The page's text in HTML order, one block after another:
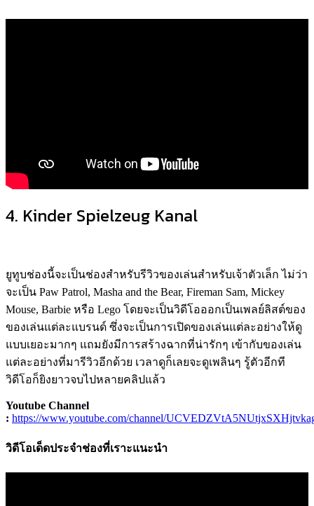
4. Kinder Spielzeug Kanal
ยูทูบช่องนี้จะเป็นช่องสำหรับรีวิวของเล่นสำหรับเจ้าตัวเล็ก ไม่ว่า
จะเป็น Paw Patrol, Masha and the Bear, Fireman Sam, Mickey
Mouse, Barbie หรือ Lego โดยจะเป็นวิดีโอออกเป็นเพลย์ลิสต์ของ
ของเล่นแต่ละแบรนด์ ซึ่งจะเป็นการเปิดของเล่นแต่ละอย่างให้ดู
แบบเยอะมากๆ แถมยังมีการสร้างฉากที่น่ารักๆ เข้ากับของเล่น
แต่ละอย่างที่มารีวิวอีกด้วย เวลาดูก็เลยจะดูเพลินๆ รู้ตัวอีกที
วิดีโอก็ยิงยาวจบไปหลายคลิปแล้ว
Youtube Channel
: https://www.youtube.com/channel/
วิดีโอเด็ดประจำช่องที่เราะแนะนำ